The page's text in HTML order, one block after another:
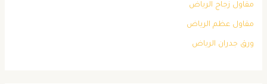
مقاول زجاج الرياض
مقاول عظم الرياض
ورق جدران الرياض